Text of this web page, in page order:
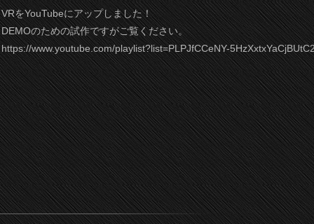
VRをYouTubeにアップしました！
DEMOのための試作ですがご覧ください。
https://www.youtube.com/playlist?list=PLPJfCCeNY-